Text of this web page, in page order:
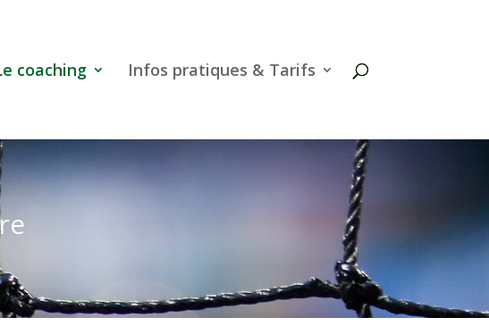
coaching Infos pratiques & Tarifs